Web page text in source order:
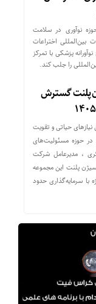
نوآوری در سلامت
بین‌المللی اختراعات
پزشکی با تمرکز
را جلب کند.
پلنت گسترش
حیاتی و تقویت
حوزه مسئولیت‌های
، مدیرعامل شرکت
پلنت این مجموعه
با سرمایه‌گذاری حدود